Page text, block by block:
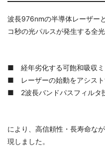
波長976nmの半導体レーザー
コ秒の光パルスが発生する全
■ 経年劣化する可飽和吸収ミ
■ レーザーの始動をアシスト
■ 2波長バンドパスフィルタ
により、高信頼性・長寿命な
現しました。